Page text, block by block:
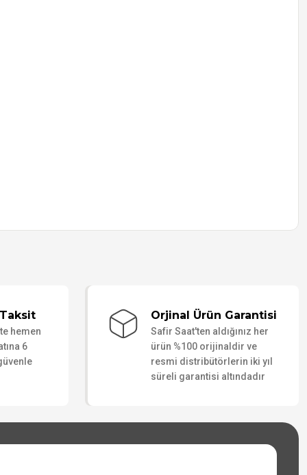
hemen
6
Orjinal Ürün Garantisi
Safir Saat'ten aldığınız her
ürün %100 orijinaldir ve
resmi distribütörlerin iki yıl
süreli garantisi altındadır